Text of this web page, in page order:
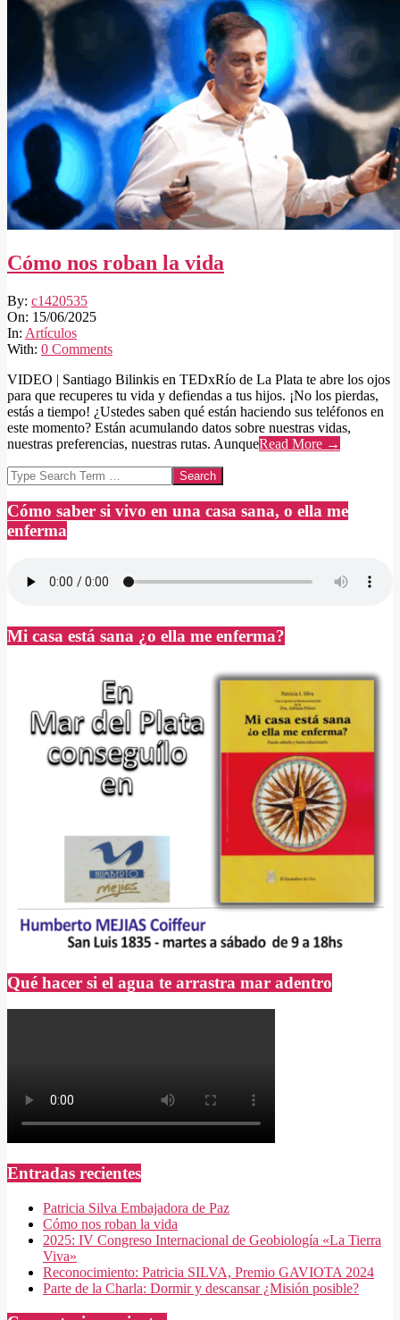
Cómo nos roban la vida
2025-
06-
15
By: c1420535
On: 15/06/2025
In: Artículos
With: 0 Comments
VIDEO | Santiago Bilinkis en TEDxRío de La Plata te abre los ojos
para que recuperes tu vida y defiendas a tus hijos. ¡No los pierdas,
estás a tiempo! ¿Ustedes saben qué están haciendo sus teléfonos en
este momento? Están acumulando datos sobre nuestras vidas,
nuestras preferencias, nuestras rutas. AunqueRead More →
Search
Cómo saber si vivo en una casa sana, o ella me
enferma
Mi casa está sana ¿o ella me enferma?
Qué hacer si el agua te arrastra mar adentro
Entradas recientes
Patricia Silva Embajadora de Paz
Cómo nos roban la vida
2025: IV Congreso Internacional de Geobiología «La Tierra
Viva»
Reconocimiento: Patricia SILVA, Premio GAVIOTA 2024
Parte de la Charla: Dormir y descansar ¿Misión posible?